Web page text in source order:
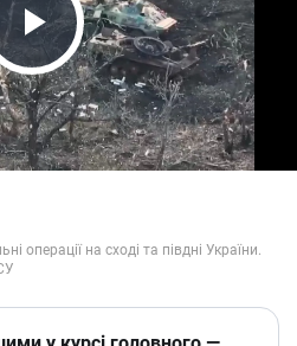
Video